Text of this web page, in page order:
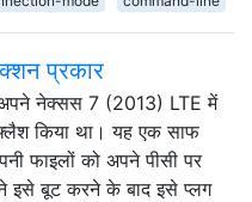
प्रकार
नेक्सस 7 (2013) LTE में
किया था। यह एक साफ
फाइलों को अपने पीसी पर
इसे बूट करने के बाद इसे प्लग